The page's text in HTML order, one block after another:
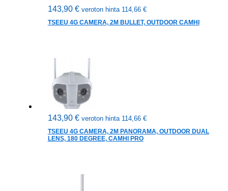
143,90 € veroton hinta 114,66 €
TSEEU 4G CAMERA, 2M BULLET, OUTDOOR CAMHI
143,90 € veroton hinta 114,66 €
TSEEU 4G CAMERA, 2M PANORAMA, OUTDOOR DUAL
LENS, 180 DEGREE, CAMHI PRO